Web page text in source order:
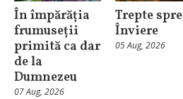
În împărăția
frumuseții
primită ca dar
de la
Dumnezeu
07 Aug, 2026
Trepte spre
Înviere
05 Aug, 2026